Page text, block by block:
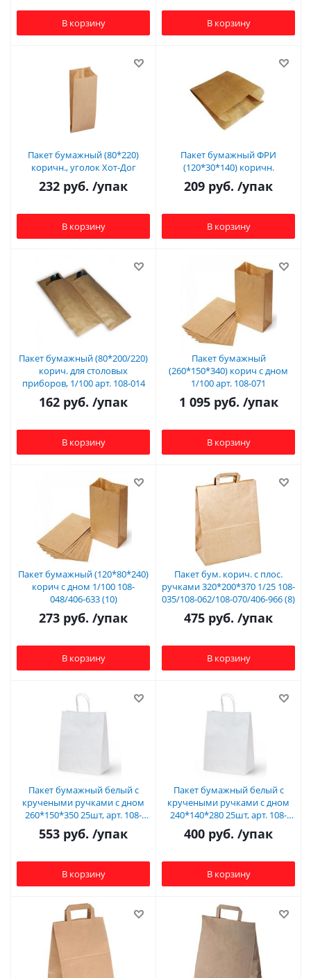
В корзину В корзину
Пакет бумажный (80*220)
коричн., уголок Хот-Дог
232 руб. /упак
В корзину
Пакет бумажный ФРИ
(120*30*140) коричн.
209 руб. /упак
В корзину
Пакет бумажный (80*200/220)
корич. для столовых
приборов, 1/100 арт. 108-014
162 руб. /упак
В корзину
Пакет бумажный
(260*150*340) корич с дном
1/100 арт. 108-071
1 095руб. /упак
В корзину
Пакет бумажный (120*80*240)
корич с дном 1/100 108-
048/406-633 (10)
273 руб. /упак
В корзину
Пакет бум. корич. с плос.
ручками 320*200*370 1/25 108-
035/108-062/108-070/406-966 (8)
475 руб. /упак
В корзину
Пакет бумажный белый с
кручеными ручками с дном
260*150*350 25шт, арт. 108-
040/108-076
553 руб. /упак
В корзину
Пакет бумажный белый с
кручеными ручками с дном
240*140*280 25шт, арт. 108-
047/406-696
400 руб. /упак
В корзину